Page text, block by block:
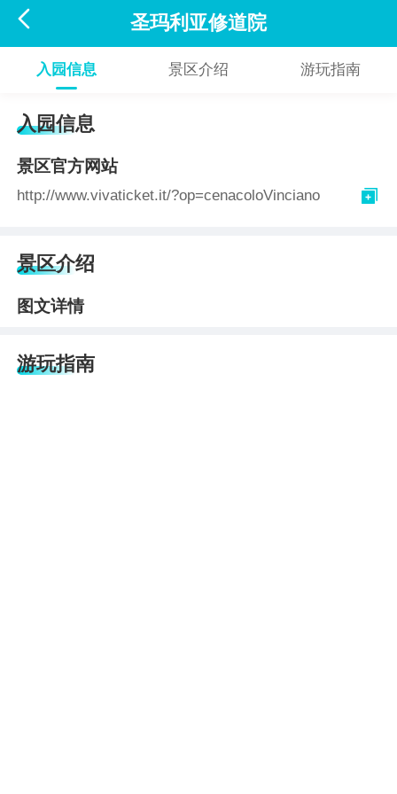
 圣玛利亚修道院
入园信息 景区介绍 游玩指南
入园信息
景区官方网站
http://www.vivaticket.it/?op=cenacoloVinciano 
景区介绍
图文详情
游玩指南